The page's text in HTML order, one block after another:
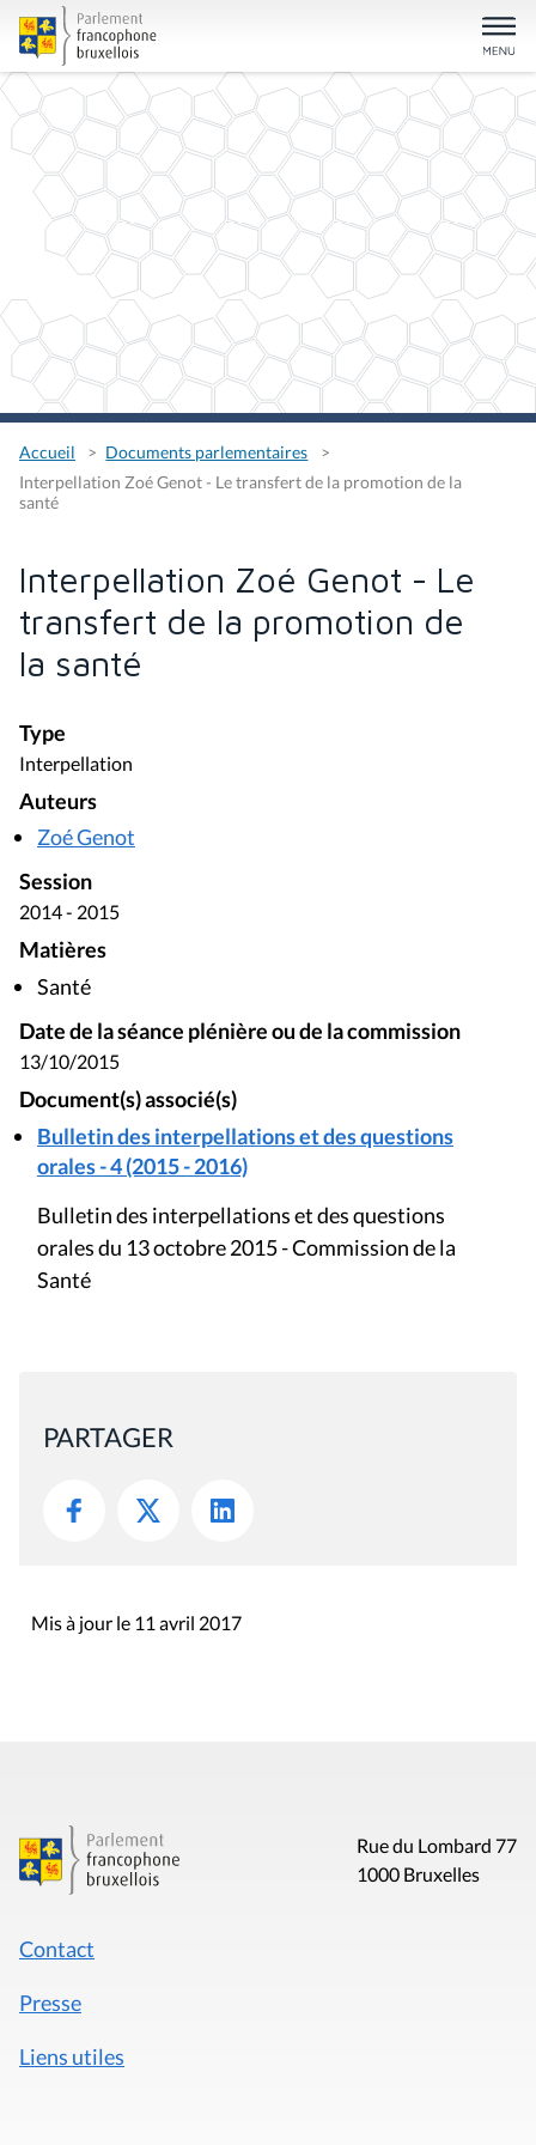
Accueil
Documents parlementaires
Interpellation Zoé Genot - Le transfert de la promotion de la
santé
Interpellation Zoé Genot - Le
transfert de la promotion de
la santé
Type
Interpellation
Auteurs
Zoé Genot
Session
2014 - 2015
Matières
Santé
Date de la séance plénière ou de la commission
13/10/2015
Document(s) associé(s)
Bulletin des interpellations et des questions
orales - 4 (2015 - 2016)
Bulletin des interpellations et des questions
orales du 13 octobre 2015 - Commission de la
Santé
PARTAGER
Mis à jour le 11 avril 2017
Rue du Lombard 77
1000 Bruxelles
Contact
Presse
Liens utiles